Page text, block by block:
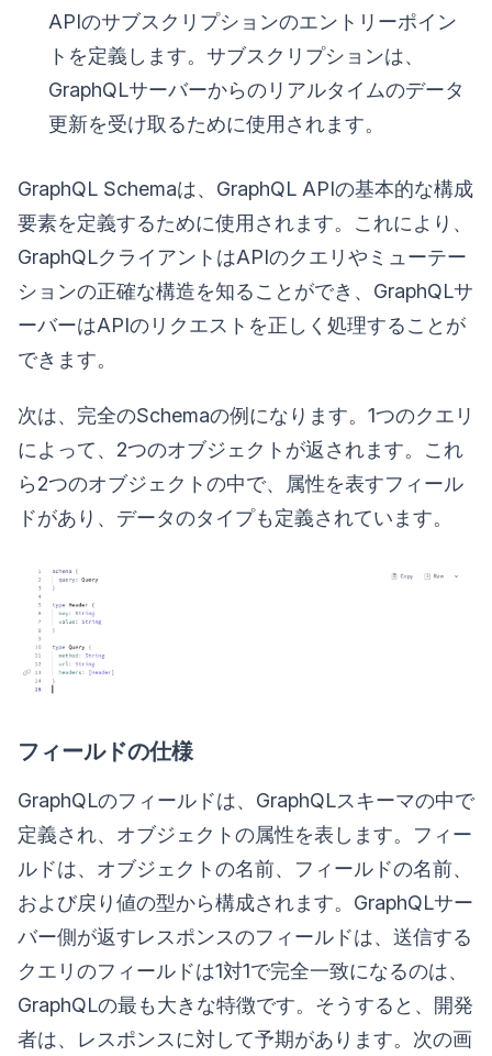
APIのサブスクリプションのエントリーポイン
トを定義します。サブスクリプションは、
GraphQLサーバーからのリアルタイムのデータ
更新を受け取るために使用されます。
GraphQL Schemaは、GraphQL APIの基本的な構成
要素を定義するために使用されます。これにより、
GraphQLクライアントはAPIのクエリやミューテー
ションの正確な構造を知ることができ、GraphQLサ
ーバーはAPIのリクエストを正しく処理することが
できます。
次は、完全のSchemaの例になります。1つのクエリ
によって、2つのオブジェクトが返されます。これ
ら2つのオブジェクトの中で、属性を表すフィール
ドがあり、データのタイプも定義されています。
フィールドの仕様
GraphQLのフィールドは、GraphQLスキーマの中で
定義され、オブジェクトの属性を表します。フィー
ルドは、オブジェクトの名前、フィールドの名前、
および戻り値の型から構成されます。GraphQLサー
バー側が返すレスポンスのフィールドは、送信する
クエリのフィールドは1対1で完全一致になるのは、
GraphQLの最も大きな特徴です。そうすると、開発
者は、レスポンスに対して予期があります。次の画